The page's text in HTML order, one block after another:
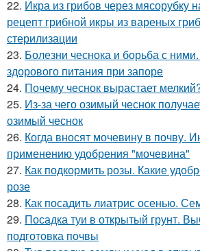
22. Икра из грибов через мясорубку
рецепт грибной икры из вареных
стерилизации
23. Болезни чеснока и борьба с
здорового питания при запоре
24. Почему чеснок вырастает
25. Из-за чего озимый чеснок
озимый чеснок
26. Когда вносят мочевину в почву.
применению удобрения "мочевина"
27. Как подкормить розы. Какие
розе
28. Как посадить лиатрис осенью.
29. Посадка туи в открытый грунт.
подготовка почвы